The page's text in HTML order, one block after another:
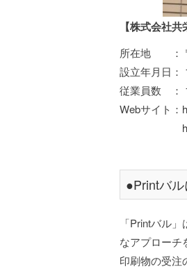
【株式会社共
所在地 ： 〒
設立年月日：
従業員数 ：
Webサイト：
●Printバ
「Printバル
なアプローチ
印刷物の受注